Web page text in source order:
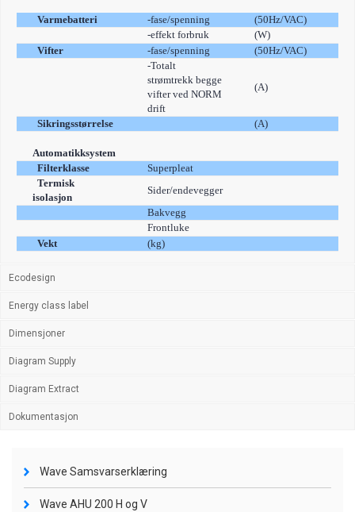
Varmebatteri -fase/spenning (50Hz/VAC)
-effekt forbruk
(W)
Vifter
-fase/spenning (50Hz/VAC)
-Totalt
strømtrekk begge
vifter ved NORM
drift
(A)
Sikringsstørrelse (A)
Automatikksystem
Filterklasse
Superpleat
Termisk
isolasjon
Sider/endevegger
Bakvegg
Frontluke
Vekt
(kg)
Ecodesign
Energy class label
Dimensjoner
Diagram Supply
Diagram Extract
Dokumentasjon
Wave Samsvarserklæring
Wave AHU 200 H og V